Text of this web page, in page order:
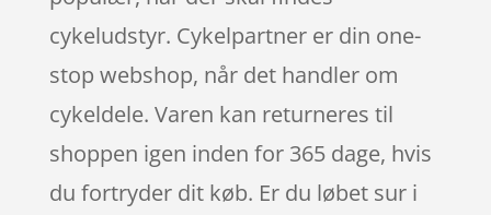
cykeludstyr. Cykelpartner er din one-
stop webshop, når det handler om
cykeldele. Varen kan returneres til
shoppen igen inden for 365 dage, hvis
du fortryder dit køb. Er du løbet sur i